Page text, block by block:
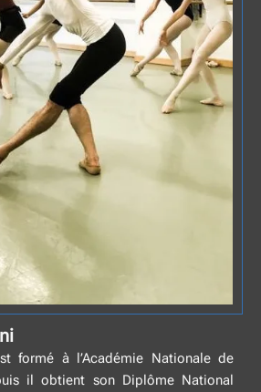
formé à l’Académie Nationale de
il obtient son Diplôme National